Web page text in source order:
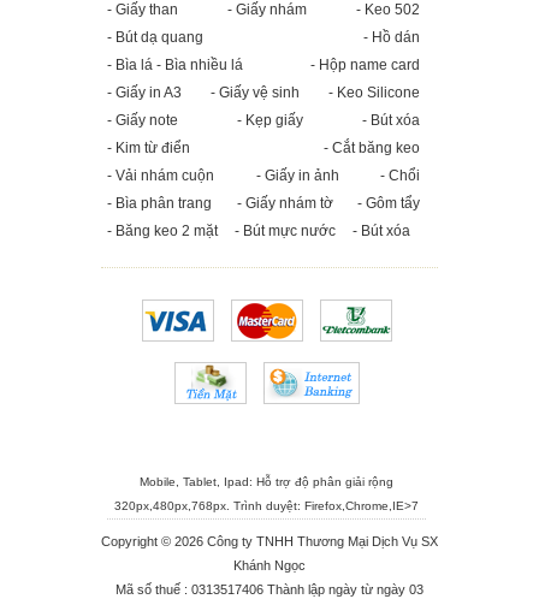
- Giấy than
- Giấy nhám
- Keo 502
- Bút dạ quang
- Hồ dán
- Bìa lá - Bìa nhiều lá
- Hộp name card
- Giấy in A3
- Giấy vệ sinh
- Keo Silicone
- Giấy note
- Kẹp giấy
- Bút xóa
- Kim từ điển
- Cắt băng keo
- Vải nhám cuộn
- Giấy in ảnh
- Chổi
- Bìa phân trang
- Giấy nhám tờ
- Gôm tẩy
- Băng keo 2 mặt
- Bút mực nước - Bút xóa
Mobile, Tablet, Ipad: Hỗ trợ độ phân giải rộng
320px,480px,768px. Trình duyệt: Firefox,Chrome,IE>7
Copyright © 2026 Công ty TNHH Thương Mại Dịch Vụ SX
Khánh Ngọc
Mã số thuế : 0313517406 Thành lập ngày từ ngày 03